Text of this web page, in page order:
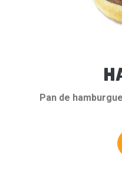
Pan de